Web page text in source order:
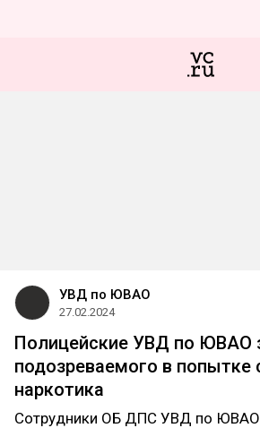
УВД по ЮВАО
27.02.2024
Полицейские УВД по ЮВАО
подозреваемого в попытке
наркотика
Сотрудники ОБ ДПС УВД по